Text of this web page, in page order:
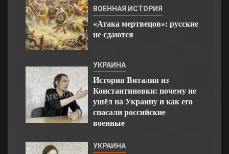
ВОЕННАЯ ИСТОРИЯ
«Атака мертвецов»: русские
не сдаются
УКРАИНА
История Виталия из
Константиновки: почему не
ушёл на Украину и как его
спасали российские
военные
УКРАИНА